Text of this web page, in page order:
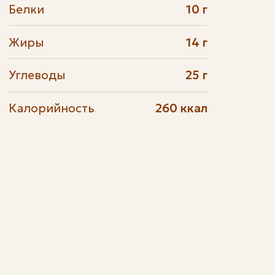
Белки 10 г
Жиры 14 г
Углеводы 25 г
Калорийность 260 ккал